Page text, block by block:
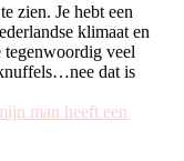
zien. Je hebt een
klimaat en
veel
dat is
man heeft een